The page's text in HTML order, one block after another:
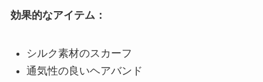
効果的なアイテム：
シルク素材のスカーフ
通気性の良いヘアバンド